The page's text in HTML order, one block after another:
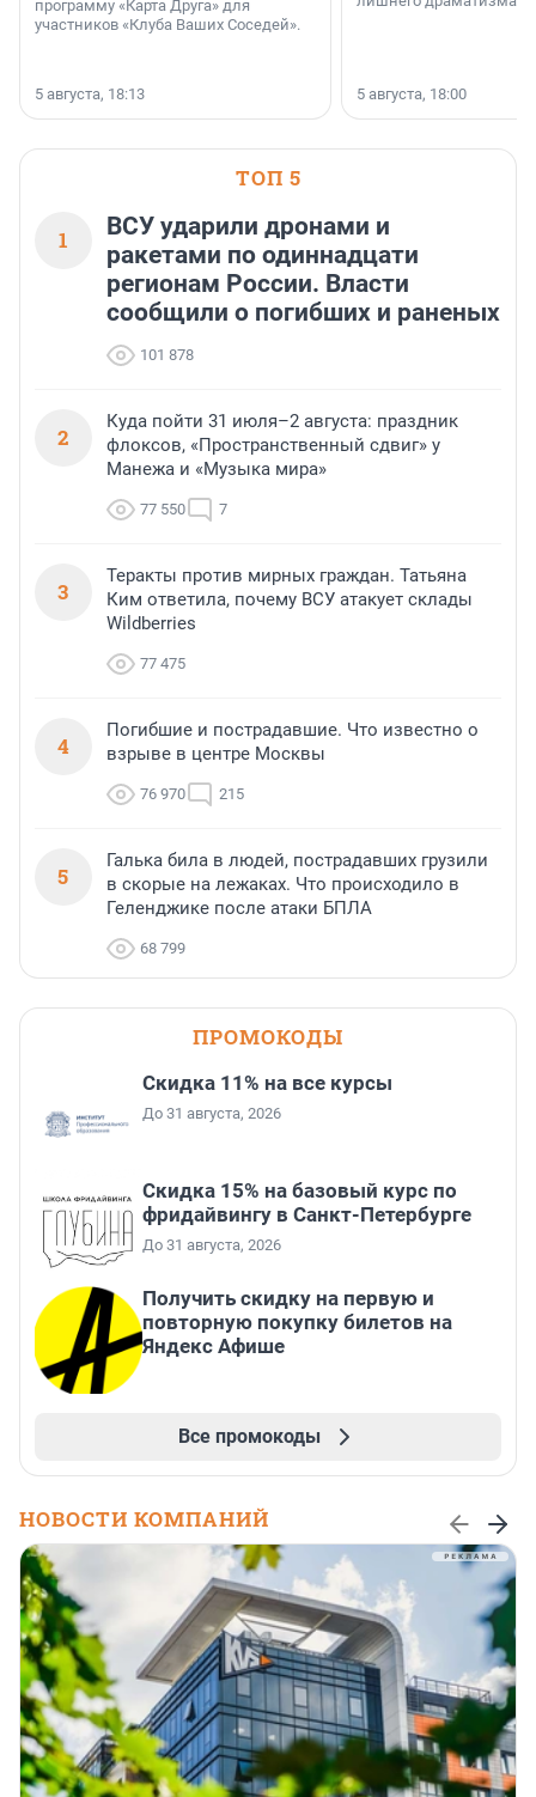
программу «Карта Друга» для
участников «Клуба Ваших Соседей».
5 августа, 18:13 5 августа, 18:00
ТОП 5
1
ВСУ ударили дронами и
ракетами по одиннадцати
регионам России. Власти
сообщили о погибших и раненых
101 878
2
Куда пойти 31 июля–2 августа: праздник
флоксов, «Пространственный сдвиг» у
Манежа и «Музыка мира»
77 550 7
3
Теракты против мирных граждан. Татьяна
Ким ответила, почему ВСУ атакует склады
Wildberries
77 475
4
Погибшие и пострадавшие. Что известно о
взрыве в центре Москвы
76 970 215
5
Галька била в людей, пострадавших грузили
в скорые на лежаках. Что происходило в
Геленджике после атаки БПЛА
68 799
ПРОМОКОДЫ
Скидка 11% на все курсы
До 31 августа, 2026
Скидка 15% на базовый курс по
фридайвингу в Санкт-Петербурге
До 31 августа, 2026
Получить скидку на первую и
повторную покупку билетов на
Яндекс Афише
Все промокоды
НОВОСТИ КОМПАНИЙ